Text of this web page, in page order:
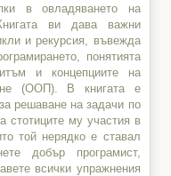
в овладяването на
ви дава важни
и рекурсия, въвежда
понятията
и концепциите на
(ООП). В книгата е
решаване на задачи по
стотиците му участия в
той нерядко е ставал
добър програмист,
всички упражнения